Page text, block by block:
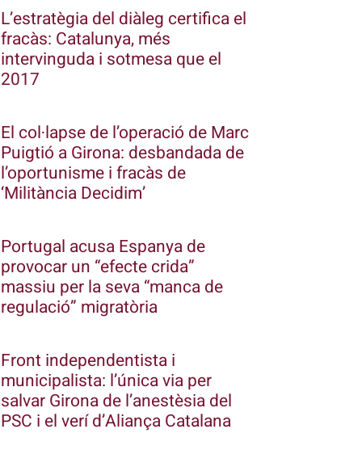
L’estratègia del diàleg certifica el
fracàs: Catalunya, més
intervinguda i sotmesa que el
2017
El col·lapse de l’operació de Marc
Puigtió a Girona: desbandada de
l’oportunisme i fracàs de
‘Militància Decidim’
Portugal acusa Espanya de
provocar un “efecte crida”
massiu per la seva “manca de
regulació” migratòria
Front independentista i
municipalista: l’única via per
salvar Girona de l’anestèsia del
PSC i el verí d’Aliança Catalana